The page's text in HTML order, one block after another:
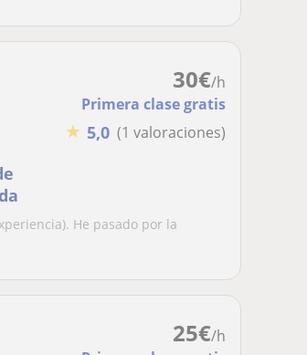
30€/h
Primera clase gratis
★ 5,0 (1 valoraciones)
He pasado por la
25€/h